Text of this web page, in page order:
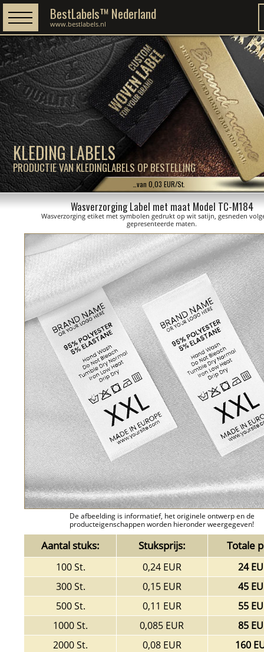
KLEDING LABELS
PRODUCTIE VAN KLEDINGLABELS OP BESTELLING
BestLabels™ Nederland
www.bestlabels.nl
…van 0,03 EUR/St.
Wasverzorging Label met maat Model TC-M184
Wasverzorging etiket met symbolen gedrukt op wit satijn, gesneden
gepresenteerde maten.
De afbeelding is informatief, het originele ontwerp en de
producteigenschappen worden hieronder weergegeven!
Aantal stuks: Stuksprijs: Totale
100 St. 0,24 EUR
24
300 St.
0,15 EUR
45
500 St.
0,11 EUR
55
1000 St.
0,085 EUR
85
2000 St.
0,08 EUR
160